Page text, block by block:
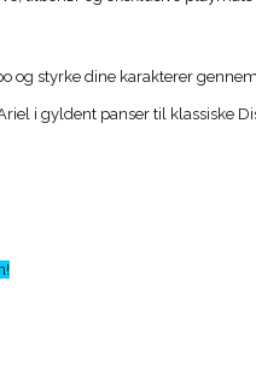
styrke dine karakterer
i gyldent panser til klassiske